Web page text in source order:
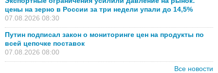
цены на зерно в России за три недели упали до 14,5%
07.08.2026 08:30
Путин подписал закон о мониторинге цен на продукты по
всей цепочке поставок
07.08.2026 08:00
Все новости